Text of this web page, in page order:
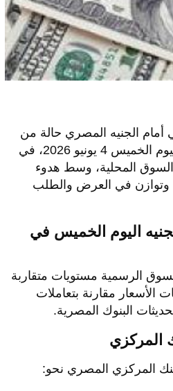
أمام الجنيه المصري حالة من
الاستقرار خلال تعاملات اليوم الخميس 4 يونيو 2026، في
المحلية، وسط هدوء
وتوازن في العرض والطلب
اليوم الخميس في
الرسمية مستويات متقاربة
الأسعار مقارنة بتعاملات
البنوك المصرية.
المركزي
المركزي المصري نحو: